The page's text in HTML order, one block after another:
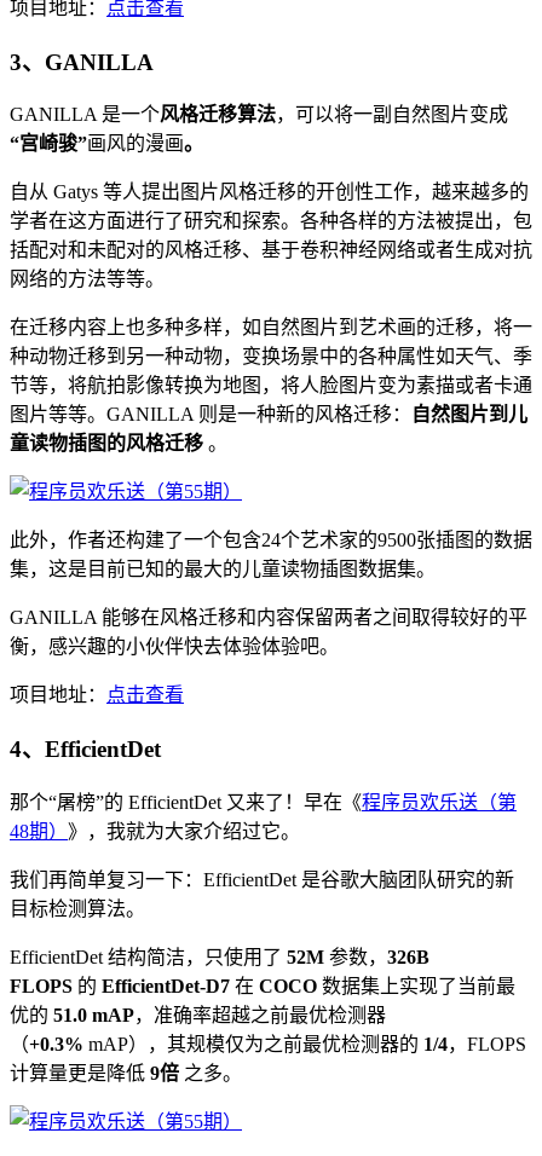
项目地址： 点击查看
3、GANILLA
GANILLA 是一个风格迁移算法，可以将一副自然图片变成
“宫崎骏”画风的漫画。
自从 Gatys 等人提出图片风格迁移的开创性工作，越来越多的
学者在这方面进行了研究和探索。各种各样的方法被提出，包
括配对和未配对的风格迁移、基于卷积神经网络或者生成对抗
网络的方法等等。
在迁移内容上也多种多样，如自然图片到艺术画的迁移，将一
种动物迁移到另一种动物，变换场景中的各种属性如天气、季
节等，将航拍影像转换为地图，将人脸图片变为素描或者卡通
图片等等。GANILLA 则是一种新的风格迁移：
自然图片到儿
童读物插图的风格迁移 。
此外，作者还构建了一个包含24个艺术家的9500张插图的数据
集，这是目前已知的最大的儿童读物插图数据集。
GANILLA 能够在风格迁移和内容保留两者之间取得较好的平
衡，感兴趣的小伙伴快去体验体验吧。
项目地址： 点击查看
4、EfficientDet
那个“屠榜”的 EfficientDet 又来了！早在《程序员欢乐送（第
48期） 》，我就为大家介绍过它。
我们再简单复习一下：EfficientDet 是谷歌大脑团队研究的新
目标检测算法。
EfficientDet 结构简洁，只使用了 52M 参数， 326B
FLOPS 的 EfficientDet-D7 在 COCO 数据集上实现了当前最
优的 51.0 mAP，准确率超越之前最优检测器
（+0.3% mAP），其规模仅为之前最优检测器的 1/4，FLOPS
计算量更是降低 9倍 之多。